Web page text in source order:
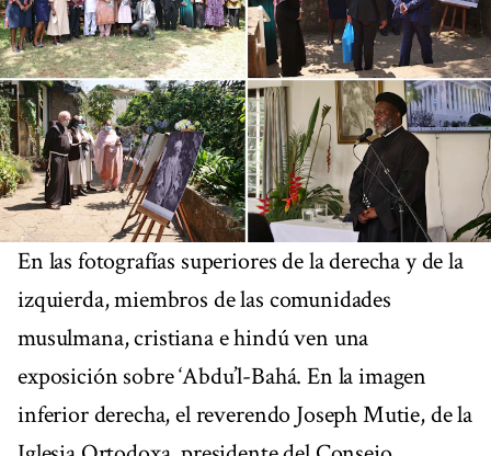
En las fotografías superiores de la derecha y de la
izquierda, miembros de las comunidades
musulmana, cristiana e hindú ven una
exposición sobre ‘Abdu’l-Bahá. En la imagen
inferior derecha, el reverendo Joseph Mutie, de la